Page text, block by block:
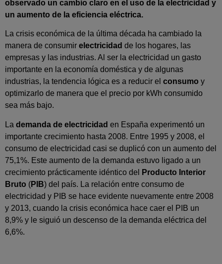
observado un cambio claro en el uso de la electricidad y
un aumento de la eficiencia eléctrica.
La crisis económica de la última década ha cambiado la
manera de consumir electricidad de los hogares, las
empresas y las industrias. Al ser la electricidad un gasto
importante en la economía doméstica y de algunas
industrias, la tendencia lógica es a reducir el consumo y
optimizarlo de manera que el precio por kWh consumido
sea más bajo.
La demanda de electricidad en España experimentó un
importante crecimiento hasta 2008. Entre 1995 y 2008, el
consumo de electricidad casi se duplicó con un aumento del
75,1%. Este aumento de la demanda estuvo ligado a un
crecimiento prácticamente idéntico del
Producto Interior
Bruto (PIB) del país. La relación entre consumo de
electricidad y PIB se hace evidente nuevamente entre 2008
y 2013, cuando la crisis económica hace caer el PIB un
8,9% y le siguió un descenso de la demanda eléctrica del
6,6%.